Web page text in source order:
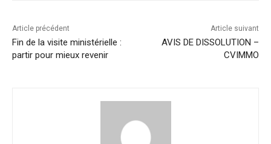
Article précédent
Fin de la visite ministérielle :
partir pour mieux revenir
Article suivant
AVIS DE DISSOLUTION –
CVIMMO